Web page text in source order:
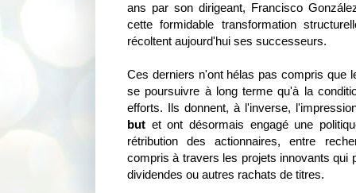
ans par son dirigeant, Francisco
cette formidable transformation
récoltent aujourd'hui ses successeurs.
Ces derniers n'ont hélas pas compris que
se poursuivre à long terme qu'à la
efforts. Ils donnent, à l'inverse,
but et ont désormais engagé une
rétribution des actionnaires, entre
compris à travers les projets innovants qui
dividendes ou autres rachats de titres.